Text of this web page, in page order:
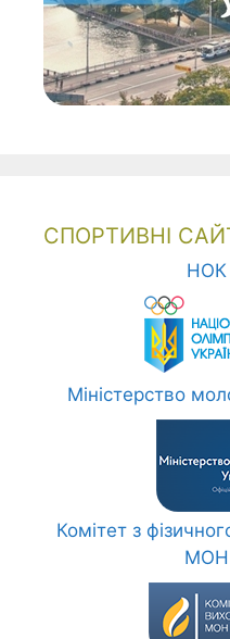
СПОРТИВНІ
НОК
Міністерство
Комітет з
МОН